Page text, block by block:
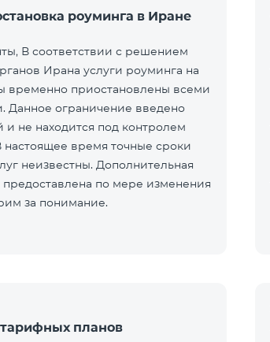
роуминга в Иране
В соответствии с решением
Ирана услуги роуминга на
временно приостановлены всеми
Данное ограничение введено
и не находится под контролем
время точные сроки
неизвестны. Дополнительная
по мере изменения
за понимание.
планов